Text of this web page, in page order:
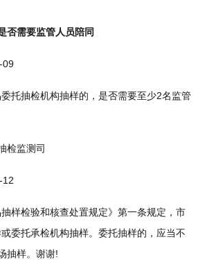
需要监管人员陪同
抽检机构抽样的，是否需要至少2名监管
监测司
检验和核查处置规定》第一条规定，市
委托承检机构抽样。委托抽样的，应当不
抽样。谢谢!